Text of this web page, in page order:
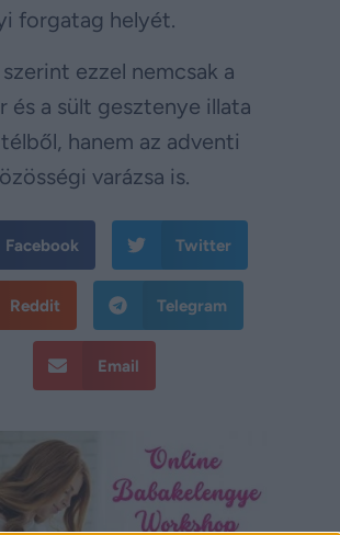
forgatag helyét.
ezzel nemcsak a
és a sült gesztenye illata
hanem az adventi
varázsa is.
Facebook Twitter
Reddit Telegram
Email